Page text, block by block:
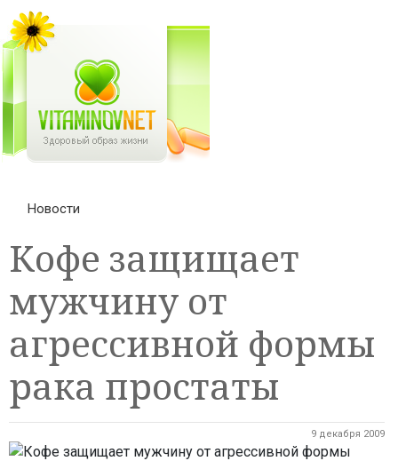
Новости
Кофе защищает
мужчину от
агрессивной формы
рака простаты
9 декабря 2009